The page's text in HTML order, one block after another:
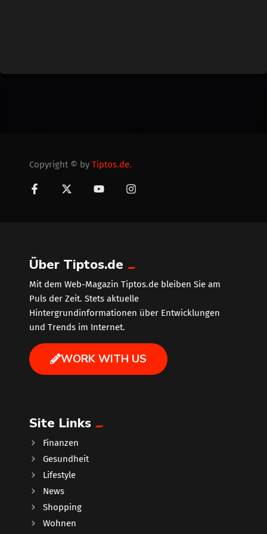
Copyright © by Tiptos.de.
Über Tiptos.de
Mit dem Web-Magazin Tiptos.de bleiben Sie am
Puls der Zeit. Stets aktuelle
Hintergrundinformationen über Entwicklungen
und Trends im Internet.
WORK WITH US
Site Links
Finanzen
Gesundheit
Lifestyle
News
Shopping
Wohnen